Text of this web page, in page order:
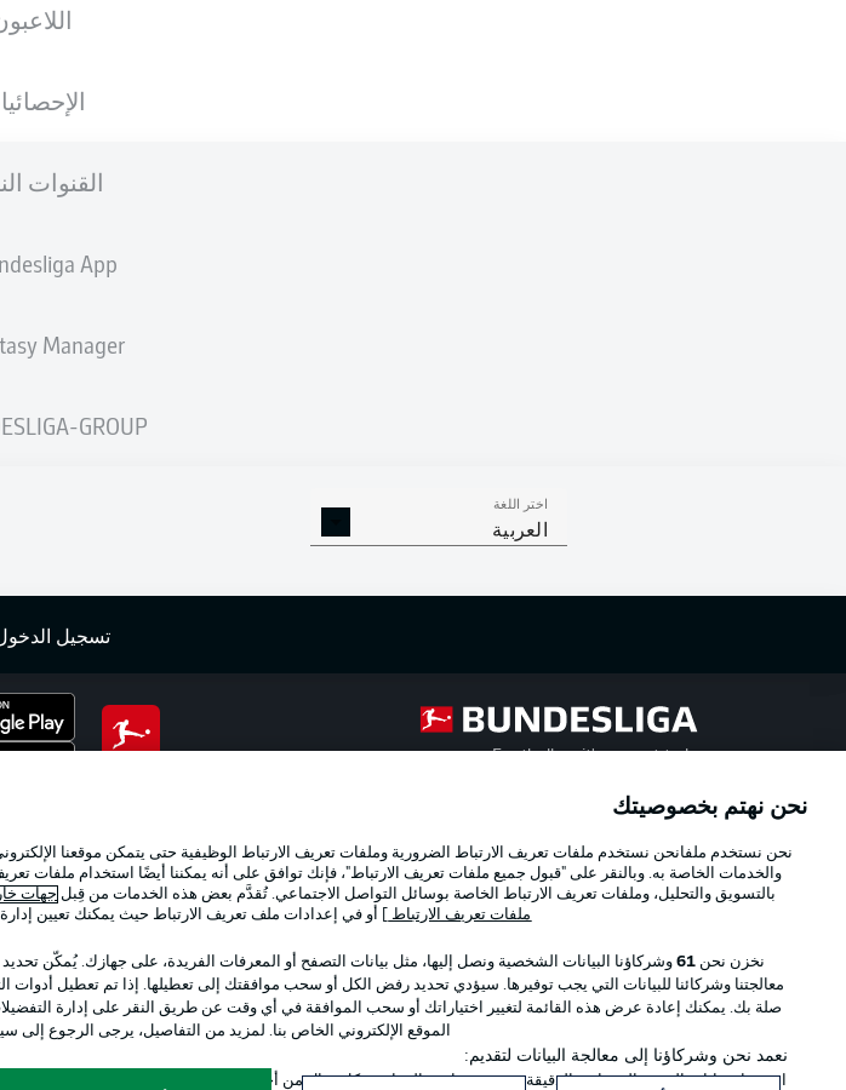
القنوات
App
Manager
GROUP
اختر اللغة
العربية
تسجيل
إعلان
Football as it's meant to be
Official Partners
نحن نهتم بخصوصيتك
نحن نستخدم ملفانحن نستخدم ملفات تعريف الارتباط الضرورية وملفات تعريف الارتباط الوظيفية حتى يتمكن موقعنا
والخدمات الخاصة به. وبالنقر على "قبول جميع ملفات تعريف الارتباط"، فإنك توافق على أنه يمكننا أيضًا استخدام ملفات
بالتسويق والتحليل، وملفات تعريف الارتباط الخاصة بوسائل التواصل الاجتماعي. تُقدَّم بعض هذه الخدمات من قِبل جهات
ملفات تعريف الارتباط
] أو في إعدادات ملف تعريف الارتباط حيث يمكنك تعيين
نخزن نحن 61وشركاؤنا البيانات الشخصية ونصل إليها، مثل بيانات التصفح أو المعرفات الفريدة، على جهازك. يُمكّن
معالجتنا وشركائنا للبيانات التي يجب توفيرها. سيؤدي تحديد رفض الكل أو سحب موافقتك إلى تعطيلها. إذا تم تعطيل أدوات
صلة بك. يمكنك إعادة عرض هذه القائمة لتغيير اختياراتك أو سحب الموافقة في أي وقت عن طريق النقر على إدارة
الموقع الإلكتروني الخاص بنا. لمزيد من التفاصيل، يرجى الرجوع إلى
نعمد نحن وشركاؤنا إلى معالجة البيانات لتقديم:
استخدام بيانات الموقع الجغرافي الدقيقة. فحص خصائص الجهاز بشكل فعال من أجل تحديد الهوية. تخزين المعلومات و/أو